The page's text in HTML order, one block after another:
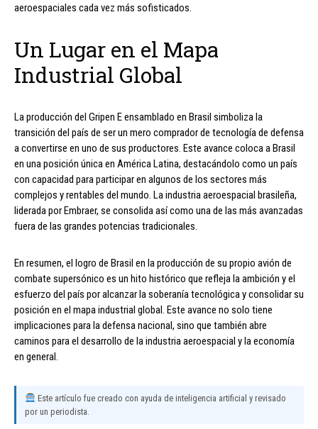
aeroespaciales cada vez más sofisticados.
Un Lugar en el Mapa
Industrial Global
La producción del Gripen E ensamblado en Brasil simboliza la
transición del país de ser un mero comprador de tecnología de defensa
a convertirse en uno de sus productores. Este avance coloca a Brasil
en una posición única en América Latina, destacándolo como un país
con capacidad para participar en algunos de los sectores más
complejos y rentables del mundo. La industria aeroespacial brasileña,
liderada por Embraer, se consolida así como una de las más avanzadas
fuera de las grandes potencias tradicionales.
En resumen, el logro de Brasil en la producción de su propio avión de
combate supersónico es un hito histórico que refleja la ambición y el
esfuerzo del país por alcanzar la soberanía tecnológica y consolidar su
posición en el mapa industrial global. Este avance no solo tiene
implicaciones para la defensa nacional, sino que también abre
caminos para el desarrollo de la industria aeroespacial y la economía
en general.
Este artículo fue creado con ayuda de inteligencia artificial y revisado
por un periodista.